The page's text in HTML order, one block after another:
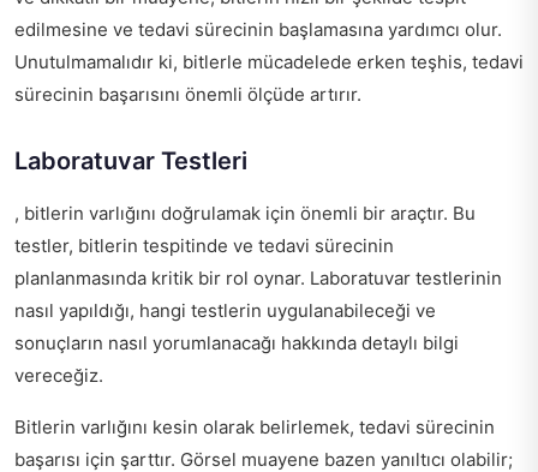
edilmesine ve tedavi sürecinin başlamasına yardımcı olur.
Unutulmamalıdır ki, bitlerle mücadelede erken teşhis, tedavi
sürecinin başarısını önemli ölçüde artırır.
Laboratuvar Testleri
, bitlerin varlığını doğrulamak için önemli bir araçtır. Bu
testler, bitlerin tespitinde ve tedavi sürecinin
planlanmasında kritik bir rol oynar. Laboratuvar testlerinin
nasıl yapıldığı, hangi testlerin uygulanabileceği ve
sonuçların nasıl yorumlanacağı hakkında detaylı bilgi
vereceğiz.
Bitlerin varlığını kesin olarak belirlemek, tedavi sürecinin
başarısı için şarttır. Görsel muayene bazen yanıltıcı olabilir;